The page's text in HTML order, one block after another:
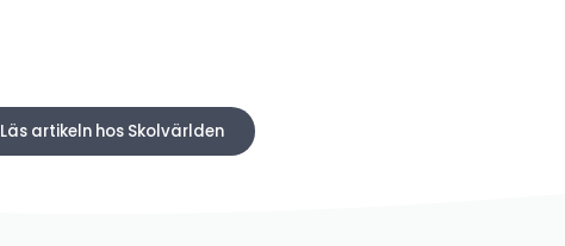
Läs artikeln hos Skolvärlden